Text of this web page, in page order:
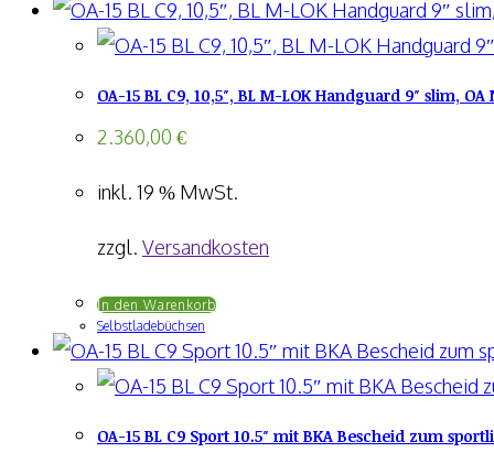
OA-15 BL C9, 10,5″, BL M-LOK Handguard 9″ slim,
2.360,00 €
inkl. 19 % MwSt.
zzgl. Versandkosten
In den Warenkorb
Selbstladebüchsen
OA-15 BL C9 Sport 10.5″ mit BKA Bescheid zum